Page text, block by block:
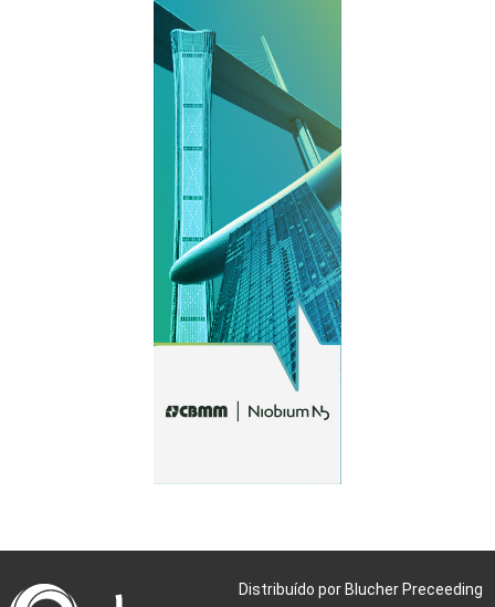
Distribuído por Blucher Preceeding